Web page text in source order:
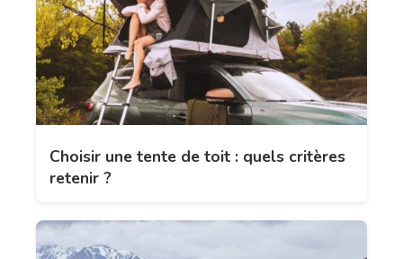
Choisir une tente de toit : quels critères
retenir ?